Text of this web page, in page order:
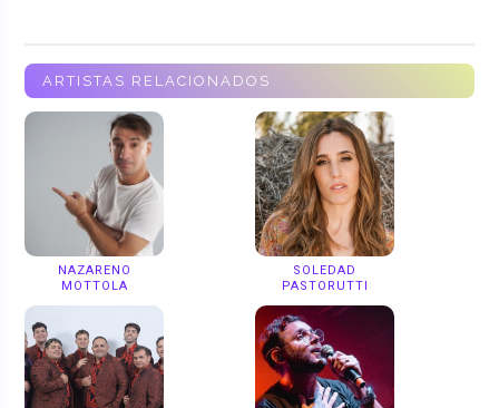
ARTISTAS RELACIONADOS
NAZARENO
MOTTOLA
SOLEDAD
PASTORUTTI